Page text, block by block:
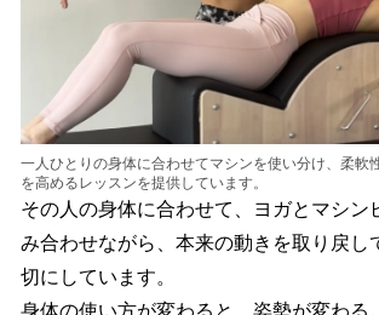
一人ひとりの身体に合わせてマシンを使い分け、柔軟
を高めるレッスンを提供しています。
その人の身体に合わせて、ヨガとマシン
み合わせながら、本来の動きを取り戻し
切にしています。
身体の使い方が変わると、姿勢が変わる。